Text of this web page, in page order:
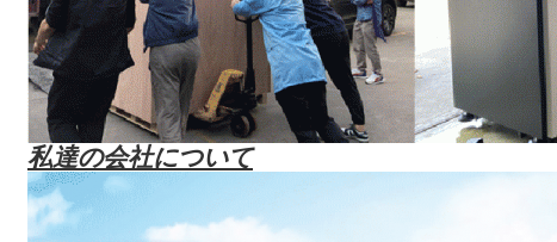
私達の会社について